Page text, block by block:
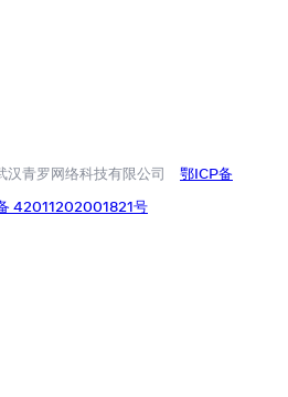
青罗网络科技有限公司
鄂ICP备
42011202001821号